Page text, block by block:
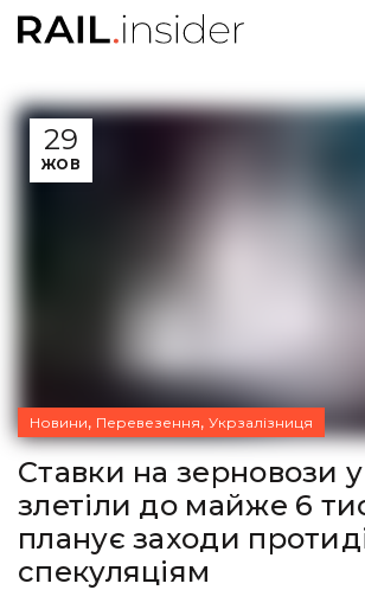
29
ЖОВ
Новини, Перевезення, Укрзалізниця
Ставки на зерновози
злетіли до майже 6
планує заходи
спекуляціям